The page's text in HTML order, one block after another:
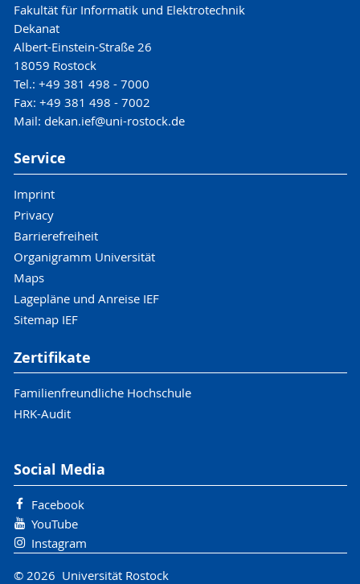
Fakultät für Informatik und Elektrotechnik
Dekanat
Albert-Einstein-Straße 26
18059 Rostock
Tel.: +49 381 498 - 7000
Fax: +49 381 498 - 7002
Mail: dekan.ief@uni-rostock.de
Service
Imprint
Privacy
Barrierefreiheit
Organigramm Universität
Maps
Lagepläne und Anreise IEF
Sitemap IEF
Zertifikate
Familienfreundliche Hochschule
HRK-Audit
Social Media
Facebook
YouTube
Instagram
© 2026 Universität Rostock